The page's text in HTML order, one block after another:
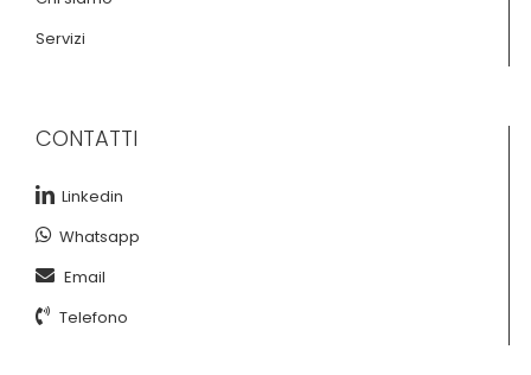
Servizi
CONTATTI
Linkedin
Whatsapp
Email
Telefono